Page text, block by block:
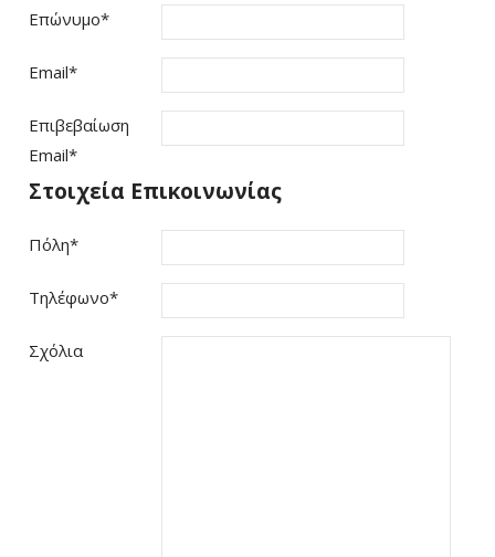
Επώνυμο*
Email*
Επιβεβαίωση
Email*
Στοιχεία Επικοινωνίας
Πόλη*
Τηλέφωνο*
Σχόλια